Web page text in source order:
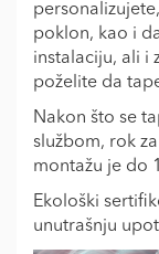
poklon, kao i
instalaciju, ali i
poželite da
Nakon što se
službom, rok
montažu je do
Ekološki
unutrašnju